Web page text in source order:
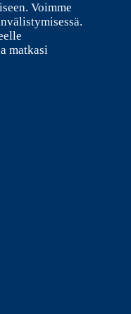
Voimme
matkasi